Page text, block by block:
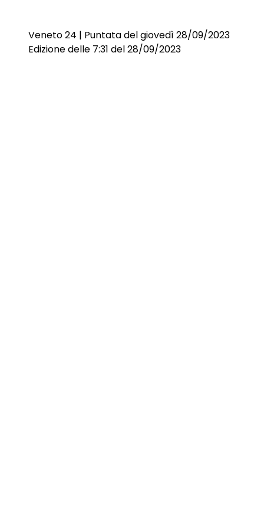
Veneto 24 | Puntata del giovedì 28/09/2023
Edizione delle 7:31 del 28/09/2023